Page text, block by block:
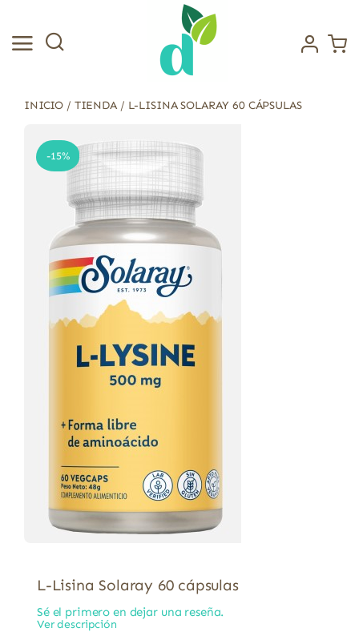
contenido
INICIO / TIENDA/ L-LISINA SOLARAY 60 CÁPSULAS
-15%
L-Lisina Solaray 60 cápsulas
Sé el primero en dejar una reseña.
Ver descripción